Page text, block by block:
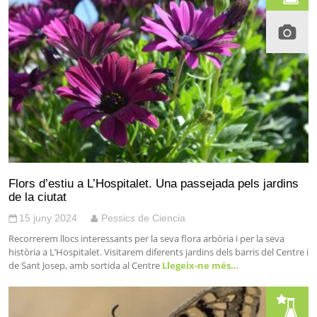
Flors d’estiu a L’Hospitalet. Una passejada pels jardins
de la ciutat
15 juny 2024 Pessics de Ciencia
Recorrerem llocs interessants per la seva flora arbòria i per la seva
història a L’Hospitalet. Visitarem diferents jardins dels barris del Centre i
de Sant Josep, amb sortida al Centre Llegeix-ne més…